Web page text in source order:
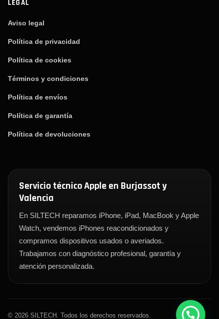
LEGAL
Aviso legal
Política de privacidad
Política de cookies
Términos y condiciones
Política de envíos
Política de garantía
Política de devoluciones
Servicio técnico Apple en Burjassot y
Valencia
En SILTECH reparamos iPhone, iPad, MacBook y Apple
Watch, vendemos iPhones reacondicionados y
compramos dispositivos usados o averiados.
Trabajamos con diagnóstico profesional, garantía y
atención personalizada.
© 2026 SILTECH. Todos los derechos reservados.